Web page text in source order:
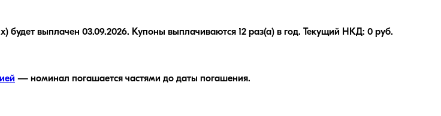
выплачен 03.09.2026. Купоны выплачиваются 12 раз(а) в год. Текущий НКД: 0 руб.
— номинал погашается частями до даты погашения.